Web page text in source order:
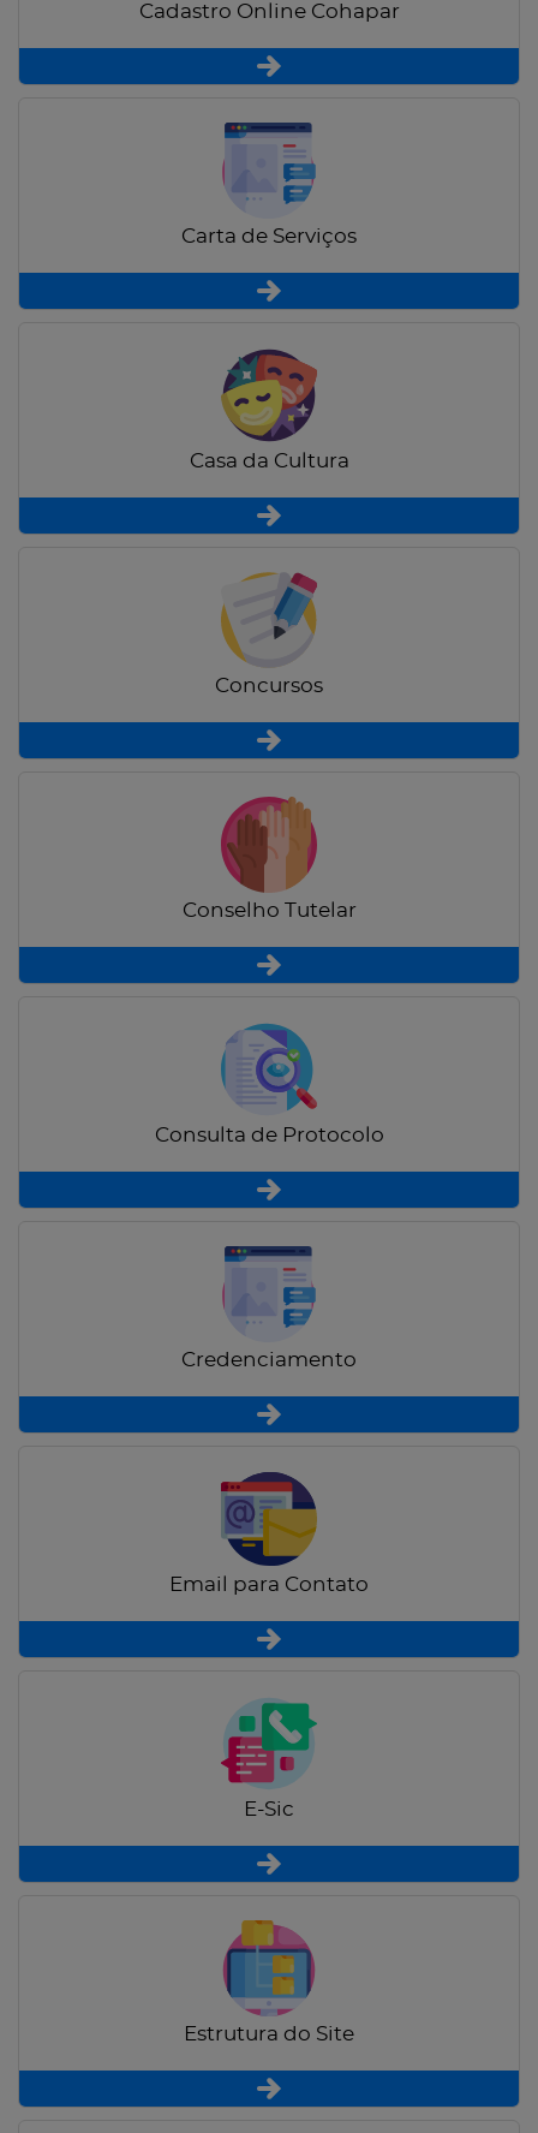
Cadastro Online Cohapar
Carta de Serviços
Casa da Cultura
Concursos
Conselho Tutelar
Consulta de Protocolo
Credenciamento
Email para Contato
E-Sic
Estrutura do Site